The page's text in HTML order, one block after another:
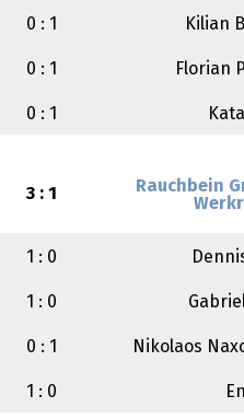
0 : 1 Kilian
0 : 1 Florian
0 : 1
3 : 1
Rauchbein
1 : 0
1 : 0
0 : 1 Nikolaos
1 : 0